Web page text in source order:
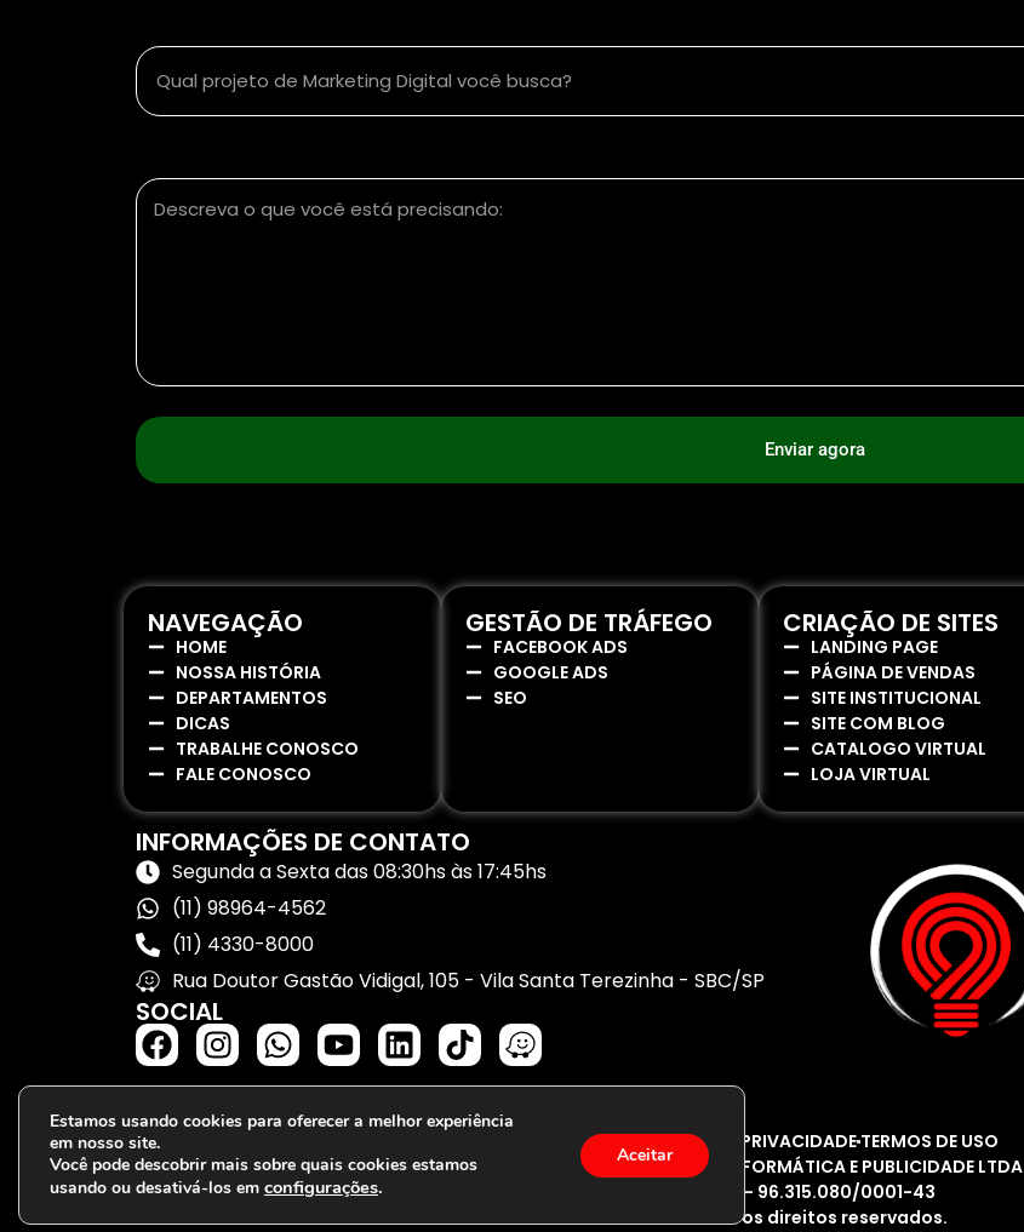
Enviar agora
NAVEGAÇÃO
HOME
NOSSA HISTÓRIA
DEPARTAMENTOS
DICAS
TRABALHE CONOSCO
FALE CONOSCO
GESTÃO DE TRÁFEGO
FACEBOOK ADS
GOOGLE ADS
SEO
CRIAÇÃO DE SITES
LANDING PAGE
PÁGINA DE VENDAS
SITE INSTITUCIONAL
SITE COM BLOG
CATALOGO VIRTUAL
LOJA VIRTUAL
INFORMAÇÕES DE CONTATO
Segunda a Sexta das 08:30hs às 17:45hs
(11) 98964-4562
(11) 4330-8000
Rua Doutor Gastão Vidigal, 105 - Vila Santa Terezinha - SBC/SP
SOCIAL
POLITICA DE PRIVACIDADETERMOS DE USO
AÇÃO NET INFORMÁTICA E PUBLICIDADE LTDA
CNPJ - 96.315.080/0001-43
Todos os direitos reservados.
Estamos usando cookies para oferecer a melhor experiência
em nosso site.
Você pode descobrir mais sobre quais cookies estamos
usando ou desativá-los em configurações.
Aceitar